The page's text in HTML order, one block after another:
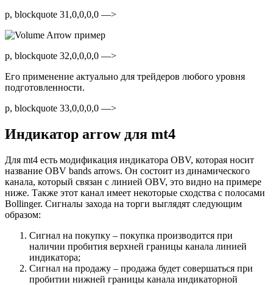
p, blockquote 31,0,0,0,0 —>
p, blockquote 32,0,0,0,0 —>
Его применение актуально для трейдеров любого уровня
подготовленности.
p, blockquote 33,0,0,0,0 —>
Индикатор arrow для mt4
Для mt4 есть модификация индикатора OBV, которая носит
название OBV bands arrows. Он состоит из динамического
канала, который связан с линией OBV, это видно на примере
ниже. Также этот канал имеет некоторые сходства с полосами
Bollinger. Сигналы захода на торги выглядят следующим
образом:
Сигнал на покупку – покупка производится при
наличии пробития верхней границы канала линией
индикатора;
Сигнал на продажу – продажа будет совершаться при
пробитии нижней границы канала индикаторной